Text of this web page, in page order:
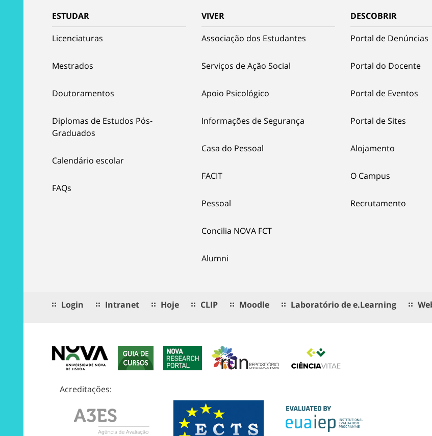
ESTUDAR
Licenciaturas
Mestrados
Doutoramentos
Diplomas de Estudos Pós-
Graduados
Calendário escolar
FAQs
VIVER
Associação dos Estudantes
Serviços de Ação Social
Apoio Psicológico
Informações de Segurança
Casa do Pessoal
FACIT
Pessoal
Concilia NOVA FCT
Alumni
DESCOBRIR
Portal de Denúncias
Portal do Docente
Portal de Eventos
Portal de Sites
Alojamento
O Campus
Recrutamento
Login Intranet Hoje CLIP Moodle Laboratório de e.Learning
Acreditações: